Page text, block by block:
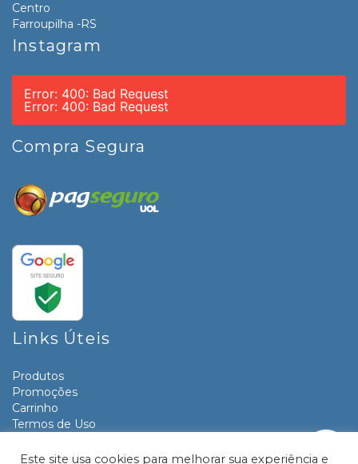
Centro
Farroupilha -RS
Instagram
Error: 400: Bad Request
Error: 400: Bad Request
Compra Segura
Links Úteis
Produtos
Promoções
Carrinho
Termos de Uso
Contato
Este site usa cookies para melhorar sua experiência e